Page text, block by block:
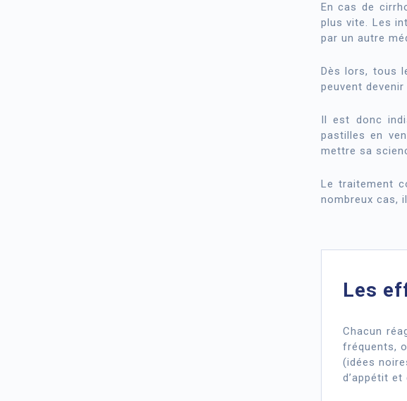
En cas de
plus vite. Les
par un autre
Dès lors, tous
peuvent
Il est donc
pastilles en
mettre sa
Le traitement
nombreux cas,
Les
Chacun
fréquents,
(idées
d’appétit